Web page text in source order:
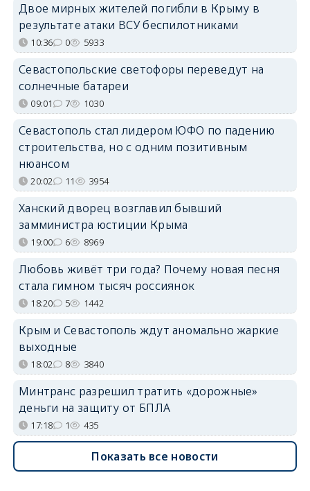
Двое мирных жителей погибли в Крыму в
результате атаки ВСУ беспилотниками
10:36 0 5933
Севастопольские светофоры переведут на
солнечные батареи
09:01 7 1030
Севастополь стал лидером ЮФО по падению
строительства, но с одним позитивным
нюансом
20:02 11 3954
Ханский дворец возглавил бывший
замминистра юстиции Крыма
19:00 6 8969
Любовь живёт три года? Почему новая песня
стала гимном тысяч россиянок
18:20 5 1442
Крым и Севастополь ждут аномально жаркие
выходные
18:02 8 3840
Минтранс разрешил тратить «дорожные»
деньги на защиту от БПЛА
17:18 1 435
Показать все новости